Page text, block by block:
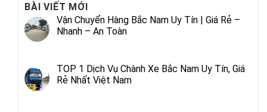
BÀI VIẾT MỚI
Vận Chuyển Hàng Bắc Nam Uy Tín | Giá Rẻ –
Nhanh – An Toàn
TOP 1 Dịch Vụ Chành Xe Bắc Nam Uy Tín, Giá
Rẻ Nhất Việt Nam